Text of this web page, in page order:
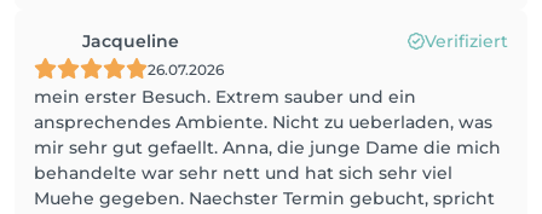
Jacqueline Verifiziert
26.07.2026
mein erster Besuch. Extrem sauber und ein
ansprechendes Ambiente. Nicht zu ueberladen, was
mir sehr gut gefaellt. Anna, die junge Dame die mich
behandelte war sehr nett und hat sich sehr viel
Muehe gegeben. Naechster Termin gebucht, spricht